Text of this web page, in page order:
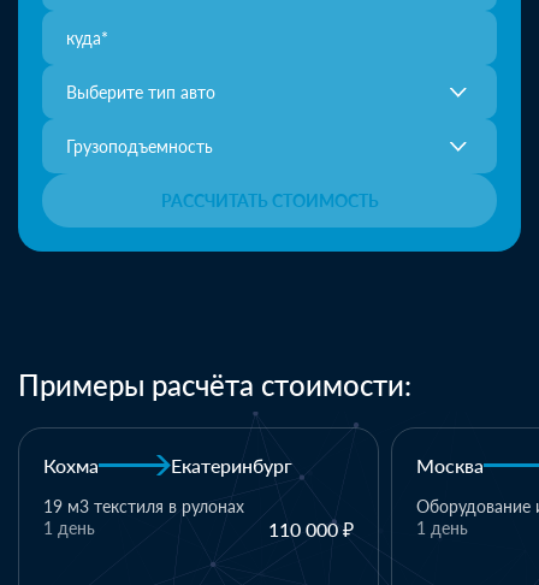
Выберите тип авто
Грузоподъемность
РАССЧИТАТЬ СТОИМОСТЬ
Примеры расчёта стоимости:
Москва Казань
Оборудование и комплектующие
110 000 ₽
1 день
Казань
1 паллет -